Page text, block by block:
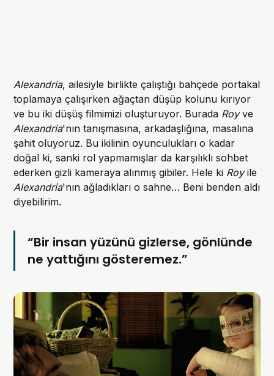
Alexandria, ailesiyle birlikte çalıştığı bahçede portakal
toplamaya çalışırken ağaçtan düşüp kolunu kırıyor
ve bu iki düşüş filmimizi oluşturuyor. Burada Royve
Alexandria'nın tanışmasına, arkadaşlığına, masalına
şahit oluyoruz. Bu ikilinin oyunculukları o kadar
doğal ki, sanki rol yapmamışlar da karşılıklı sohbet
ederken gizli kameraya alınmış gibiler. Hele ki Royile
Alexandria'nın ağladıkları o sahne… Beni benden aldı
diyebilirim.
“Bir insan yüzünü gizlerse, gönlünde
ne yattığını gösteremez.”